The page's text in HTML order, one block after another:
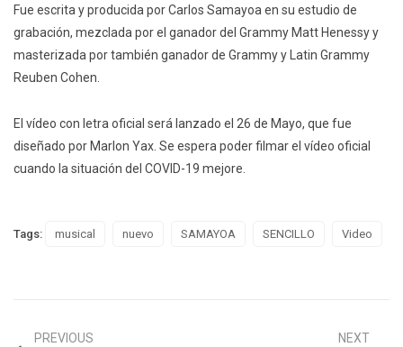
Fue escrita y producida por Carlos Samayoa en su estudio de
grabación, mezclada por el ganador del Grammy Matt Henessy y
masterizada por también ganador de Grammy y Latin Grammy
Reuben Cohen.
El vídeo con letra oficial será lanzado el 26 de Mayo, que fue
diseñado por Marlon Yax. Se espera poder filmar el vídeo oficial
cuando la situación del COVID-19 mejore.
Tags: musical nuevo SAMAYOA SENCILLO Video
PREVIOUS
NEXT